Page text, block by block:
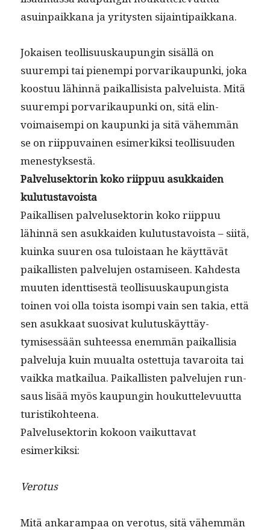
asuin­paikkana ja yri­tys­ten sijaintipaikkana.
Jokaisen teol­lisu­uskaupun­gin sisäl­lä on
suurem­pi tai pienem­pi por­varikaupun­ki, joka
koos­t­uu lähin­nä paikalli­sista palveluista. Mitä
suurem­pi por­varikaupun­ki on, sitä elin­
voimaisem­pi on kaupun­ki ja sitä vähem­män
se on riip­pu­vainen esimerkik­si teol­lisu­u­den
menestyksestä.
Palvelusek­torin koko riip­puu asukkaiden
kulutustavoista
Paikallisen palvelusek­torin koko riip­puu
lähin­nä sen asukkaiden kulu­tus­tavoista – siitä,
kuin­ka suuren osa tulois­taan he käyt­tävät
paikallis­ten palvelu­jen ostamiseen. Kahdes­ta
muuten ident­tis­es­tä teol­lisu­uskaupungista
toinen voi olla toista isom­pi vain sen takia, että
sen asukkaat suo­si­vat kulu­tuskäyt­täy­
tymisessään suh­teessa enem­män paikallisia
palvelu­ja kuin muual­ta ostet­tu­ja tavaroi­ta tai
vaik­ka matkailua. Paikallis­ten palvelu­jen run­
saus lisää myös kaupun­gin houkut­tele­vu­ut­ta
turistikohteena.
Palvelusek­torin kokoon vaikut­ta­vat
esimerkiksi:
Vero­tus
Mitä ankaram­paa on vero­tus, sitä vähem­män